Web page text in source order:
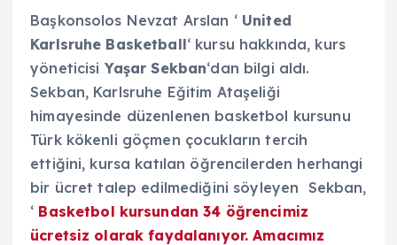
Başkonsolos Nevzat Arslan ‘United
Karlsruhe Basketball‘ kursu hakkında, kurs
yöneticisi Yaşar Sekban‘dan bilgi aldı.
Sekban, Karlsruhe Eğitim Ataşeliği
himayesinde düzenlenen basketbol kursunu
Türk kökenli göçmen çocukların tercih
ettiğini, kursa katılan öğrencilerden herhangi
bir ücret talep edilmediğini söyleyen Sekban,
‘ Basketbol kursundan 34 öğrencimiz
ücretsiz olarak faydalanıyor. Amacımız